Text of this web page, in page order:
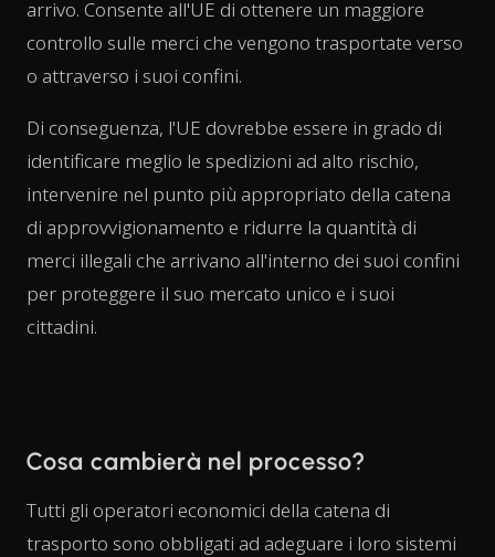
arrivo. Consente all'UE di ottenere un maggiore
controllo sulle merci che vengono trasportate verso
o attraverso i suoi confini.
Di conseguenza, l'UE dovrebbe essere in grado di
identificare meglio le spedizioni ad alto rischio,
intervenire nel punto più appropriato della catena
di approvvigionamento e ridurre la quantità di
merci illegali che arrivano all'interno dei suoi confini
per proteggere il suo mercato unico e i suoi
cittadini.
Cosa cambierà nel processo?
Tutti gli operatori economici della catena di
trasporto sono obbligati ad adeguare i loro sistemi